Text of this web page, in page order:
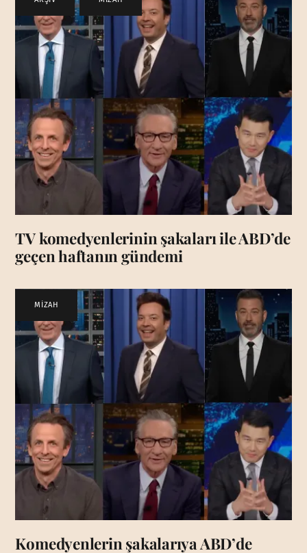
TV komedyenlerinin şakaları ile ABD’de
geçen haftanın gündemi
MİZAH
Komedyenlerin şakalarıya ABD’de